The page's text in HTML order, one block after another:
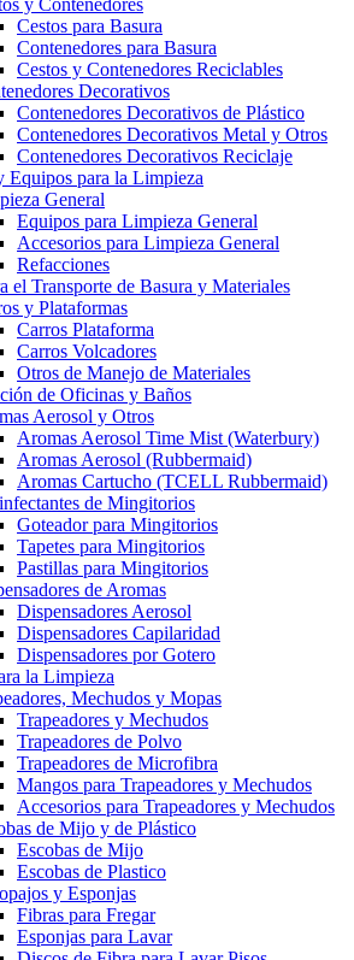
y Contenedores
Cestos para Basura
Contenedores para Basura
Cestos y Contenedores Reciclables
Decorativos
Contenedores Decorativos de Plástico
Contenedores Decorativos Metal y Otros
Contenedores Decorativos Reciclaje
Equipos para la Limpieza
General
Equipos para Limpieza General
Accesorios para Limpieza General
Refacciones
el Transporte de Basura y Materiales
y Plataformas
Carros Plataforma
Carros Volcadores
Otros de Manejo de Materiales
de Oficinas y Baños
Aerosol y Otros
Aromas Aerosol Time Mist (Waterbury)
Aromas Aerosol (Rubbermaid)
Aromas Cartucho (TCELL Rubbermaid)
de Mingitorios
Goteador para Mingitorios
Tapetes para Mingitorios
Pastillas para Mingitorios
de Aromas
Dispensadores Aerosol
Dispensadores Capilaridad
Dispensadores por Gotero
la Limpieza
Mechudos y Mopas
Trapeadores y Mechudos
Trapeadores de Polvo
Trapeadores de Microfibra
Mangos para Trapeadores y Mechudos
Accesorios para Trapeadores y Mechudos
de Mijo y de Plástico
Escobas de Mijo
Escobas de Plastico
y Esponjas
Fibras para Fregar
Esponjas para Lavar